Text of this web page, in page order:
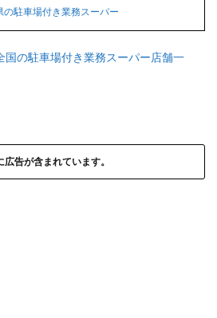
の駐車場付き業務スーパー
国の駐車場付き業務スーパー店舗一
広告が含まれています。